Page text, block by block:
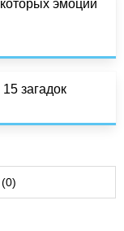
эмоции
загадок